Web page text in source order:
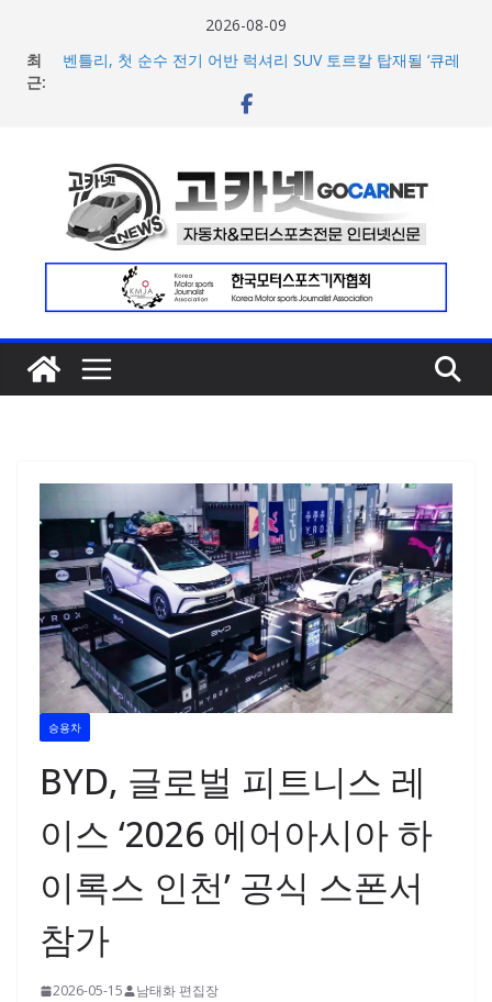
2026-08-09
최
근:
벤틀리, 첫 순수 전기 어반 럭셔리 SUV 토르칼 탑재될 ‘큐레
벤틀리서울, 광주 신세계백화점에서 호남지역 최초 브랜드
며 본격 대회 준비 돌입
현대차·기아, ‘2026 레드닷 어워드’에서 최우수상 2개·본상
15개 수상
[신차] BMW, 8월 온라인 한정 에디션 3종 출시… 11일
‘BMW 샵 온라인’ 판매 개시
승용차
BYD, 글로벌 피트니스 레
이스 ‘2026 에어아시아 하
이록스 인천’ 공식 스폰서
참가
2026-05-15 남태화 편집장